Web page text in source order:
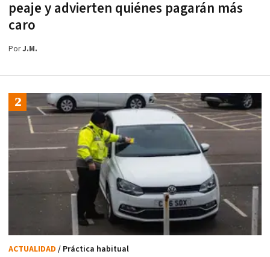
peaje y advierten quiénes pagarán más
caro
PorJ.M.
ACTUALIDAD / Práctica habitual